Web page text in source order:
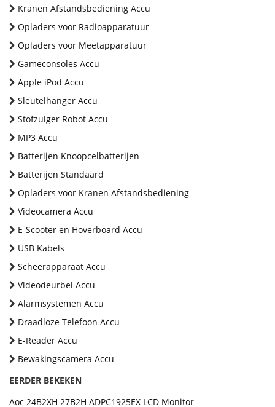
Kranen Afstandsbediening Accu
Opladers voor Radioapparatuur
Opladers voor Meetapparatuur
Gameconsoles Accu
Apple iPod Accu
Sleutelhanger Accu
Stofzuiger Robot Accu
MP3 Accu
Batterijen Knoopcelbatterijen
Batterijen Standaard
Opladers voor Kranen Afstandsbediening
Videocamera Accu
E-Scooter en Hoverboard Accu
USB Kabels
Scheerapparaat Accu
Videodeurbel Accu
Alarmsystemen Accu
Draadloze Telefoon Accu
E-Reader Accu
Bewakingscamera Accu
EERDER BEKEKEN
Aoc 24B2XH 27B2H ADPC1925EX LCD Monitor